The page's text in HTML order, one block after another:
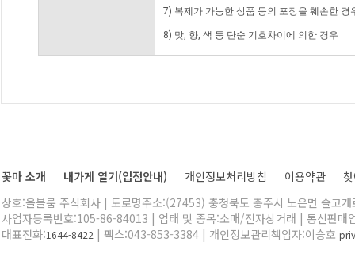
7) 복제가 가능한 상품 등의 포장을 훼손한 경
8) 맛, 향, 색 등 단순 기호차이에 의한 경우
꽃마 소개 내가게 열기(입점안내) 개인정보처리방침 이용약관
상호:올블룸 주식회사 | 도로명주소:(27453) 충청북도 충주시 노은면 솔고
사업자등록번호:105-86-84013 | 업태 및 종목:소매/전자상거래 | 통신판매
대표전화:1644-8422 | 팩스:043-853-3384 | 개인정보관리책임자:이승호